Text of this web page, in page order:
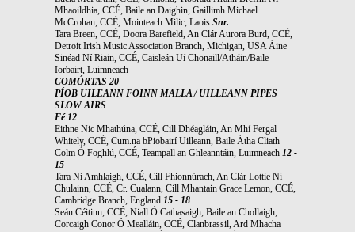
Mhaoildhia, CCÉ, Baile an Daighin, Gaillimh Michael
McCrohan, CCÉ, Mointeach Milic, Laois Snr.
Tara Breen, CCÉ, Doora Barefield, An Clár Aurora Burd, CCÉ,
Detroit Irish Music Association Branch, Michigan, USA Áine
Sinéad Ní Riain, CCÉ, Caisleán Uí Chonaill/Atháin/Baile
Iorbairt, Luimneach
COMÓRTAS 20
PÍOB UILEANN FOINN MALLA / UILLEANN PIPES
SLOW AIRS
Fé 12
Eithne Nic Mhathúna, CCÉ, Cill Dhéagláin, An Mhí Fergal
Whitely, CCÉ, Cum.na bPiobairí Uilleann, Baile Átha Cliath
Colm Ó Foghlú, CCÉ, Teampall an Ghleanntáin, Luimneach 12 -
15
Tara Ní Amhlaigh, CCÉ, Cill Fhionnúrach, An Clár Lottie Ní
Chulainn, CCÉ, Cr. Cualann, Cill Mhantain Grace Lemon, CCÉ,
Cambridge Branch, England 15 - 18
Seán Céitinn, CCÉ, Niall Ó Cathasaigh, Baile an Chollaigh,
Corcaigh Conor Ó Mealláin, CCÉ, Clanbrassil, Ard Mhacha